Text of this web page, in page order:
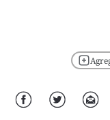
Facebook Twitter Correo